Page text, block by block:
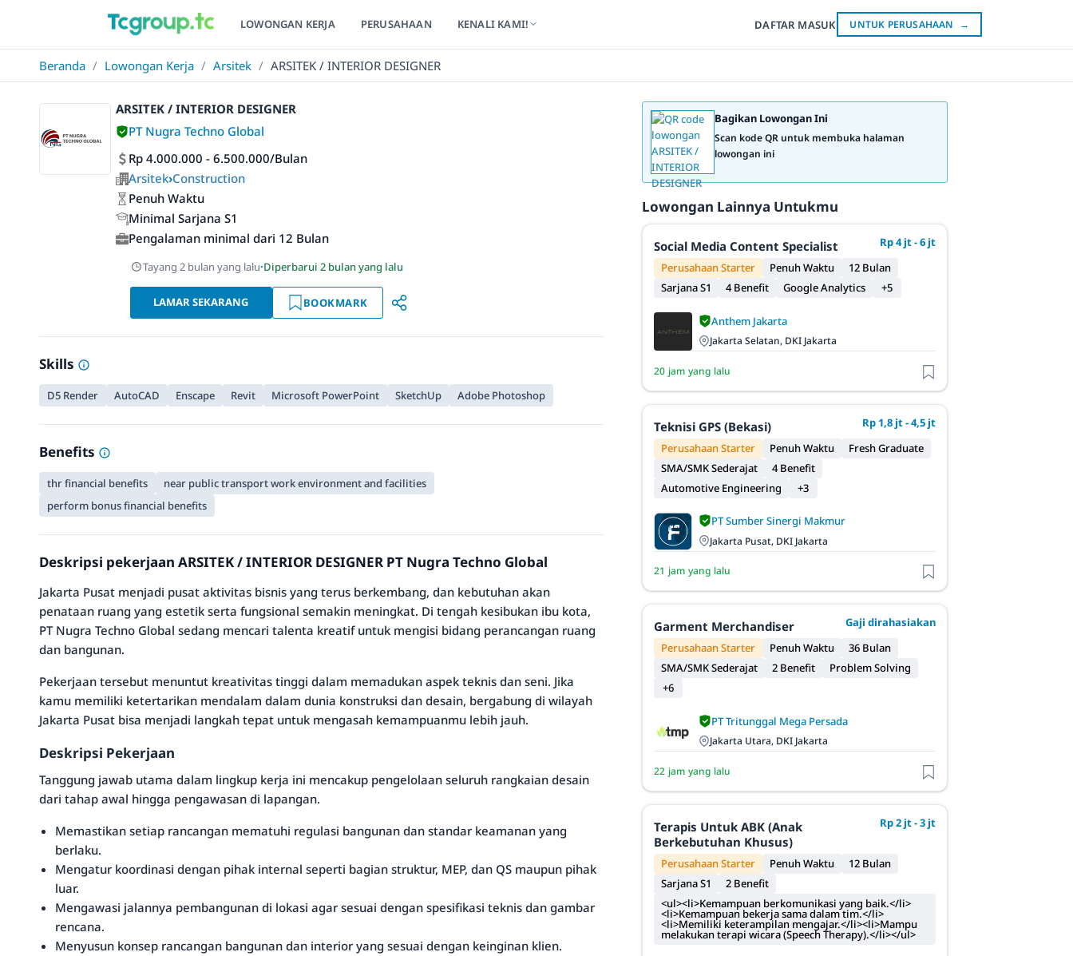
LOWONGAN KERJA PERUSAHAAN KENALI KAMI! DAFTAR MASUK UNTUK PERUSAHAAN →
Beranda / Lowongan Kerja / Arsitek / ARSITEK / INTERIOR DESIGNER
ARSITEK / INTERIOR DESIGNER
PT Nugra Techno Global
Rp 4.000.000 - 6.500.000/Bulan
Arsitek›Construction
Penuh Waktu
Minimal Sarjana S1
Pengalaman minimal dari 12 Bulan
Tayang 2 bulan yang lalu·Diperbarui 2 bulan yang lalu
LAMAR SEKARANG BOOKMARK
Skills
D5 Render AutoCAD Enscape Revit Microsoft PowerPoint SketchUp Adobe Photoshop
Benefits
thr financial benefits
near public transport work environment and facilities
perform bonus financial benefits
Deskripsi pekerjaan ARSITEK / INTERIOR DESIGNER PT Nugra Techno Global
Jakarta Pusat menjadi pusat aktivitas bisnis yang terus berkembang, dan kebutuhan akan
penataan ruang yang estetik serta fungsional semakin meningkat. Di tengah kesibukan ibu kota,
PT Nugra Techno Global sedang mencari talenta kreatif untuk mengisi bidang perancangan ruang
dan bangunan.
Pekerjaan tersebut menuntut kreativitas tinggi dalam memadukan aspek teknis dan seni. Jika
kamu memiliki ketertarikan mendalam dalam dunia konstruksi dan desain, bergabung di wilayah
Jakarta Pusat bisa menjadi langkah tepat untuk mengasah kemampuanmu lebih jauh.
Deskripsi Pekerjaan
Tanggung jawab utama dalam lingkup kerja ini mencakup pengelolaan seluruh rangkaian desain
dari tahap awal hingga pengawasan di lapangan.
Memastikan setiap rancangan mematuhi regulasi bangunan dan standar keamanan yang
berlaku.
Mengatur koordinasi dengan pihak internal seperti bagian struktur, MEP, dan QS maupun pihak
luar.
Mengawasi jalannya pembangunan di lokasi agar sesuai dengan spesifikasi teknis dan gambar
rencana.
Menyusun konsep rancangan bangunan dan interior yang sesuai dengan keinginan klien.
Bagikan Lowongan Ini
Scan kode QR untuk membuka halaman
lowongan ini
Lowongan Lainnya Untukmu
Social Media Content Specialist
Rp 4 jt - 6 jt
Perusahaan Starter
Penuh Waktu
12 Bulan
Sarjana S1
4 Benefit Google Analytics +5
Anthem Jakarta
Jakarta Selatan, DKI Jakarta
20 jam yang lalu
Teknisi GPS (Bekasi)
Rp 1,8 jt - 4,5 jt
Perusahaan Starter
Penuh Waktu
Fresh Graduate
SMA/SMK Sederajat
4 Benefit
Automotive Engineering
+3
PT Sumber Sinergi Makmur
Jakarta Pusat, DKI Jakarta
21 jam yang lalu
Garment Merchandiser
Gaji dirahasiakan
Perusahaan Starter
Penuh Waktu
36 Bulan
SMA/SMK Sederajat
2 Benefit
Problem Solving
+6
PT Tritunggal Mega Persada
Jakarta Utara, DKI Jakarta
22 jam yang lalu
Terapis Untuk ABK (Anak
Berkebutuhan Khusus)
Rp 2 jt - 3 jt
Perusahaan Starter Penuh Waktu
12 Bulan
Sarjana S1
2 Benefit
<ul><li>Kemampuan berkomunikasi yang baik.</li>
<li>Kemampuan bekerja sama dalam tim.</li>
<li>Memiliki keterampilan mengajar.</li><li>Mampu
melakukan terapi wicara (Speech Therapy).</li></ul>